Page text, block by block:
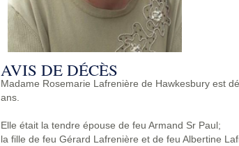
AVIS DE DÉCÈS
Madame Rosemarie Lafrenière de Hawkesbury est
ans.
Elle était la tendre épouse de feu Armand Sr Paul;
la fille de feu Gérard Lafrenière et de feu Albertine